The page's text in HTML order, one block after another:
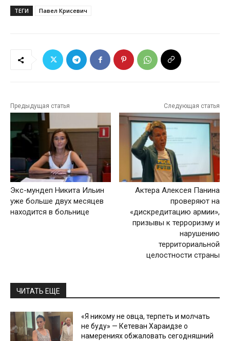
ТЕГИ Павел Крисевич
Предыдущая статья
Экс-мундеп Никита Ильин
уже больше двух месяцев
находится в больнице
Следующая статья
Актера Алексея Панина
проверяют на
«дискредитацию армии»,
призывы к терроризму и
нарушению
территориальной
целостности страны
ЧИТАТЬ ЕЩЕ
«Я никому не овца, терпеть и молчать
не буду» — Кетеван Хараидзе о
намерениях обжаловать сегодняшний